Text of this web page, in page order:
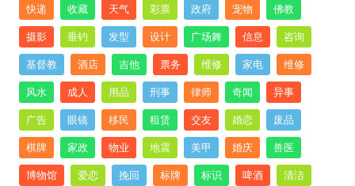
快递 收藏 天气 彩票 政府 宠物 佛教
摄影 垂钓 发型 设计 广场舞 信息 咨询
基督教 酒店 吉他 票务 维修 家电 维修
风水 成人 用品 刑事 律师 奇闻 异事
广告 眼镜 移民 租赁 交友 婚恋 废品
棋牌 家政 物业 地震 美甲 婚庆 兽医
博物馆 爱恋 挽回 标牌 标识 啤酒 清洁